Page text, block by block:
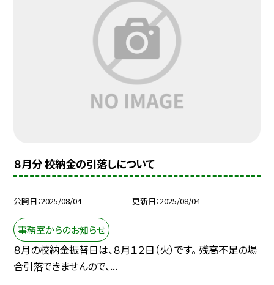
８月分 校納金の引落しについて
公開日 2025/08/04 更新日 2025/08/04
事務室からのお知らせ
８月の校納金振替日は、８月１２日（火）です。 残高不足の場
合引落できませんので、...